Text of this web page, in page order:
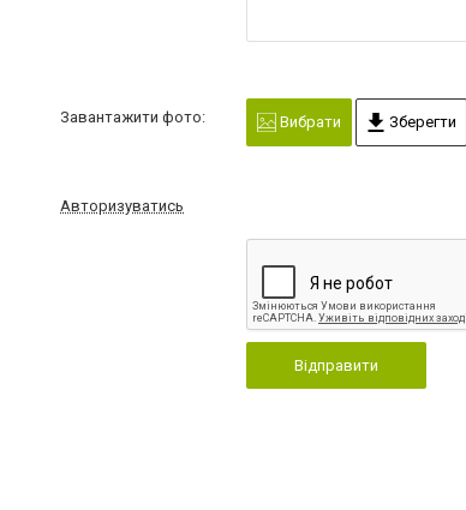
Завантажити фото: Вибрати Зберегти
Авторизуватись
Відправити